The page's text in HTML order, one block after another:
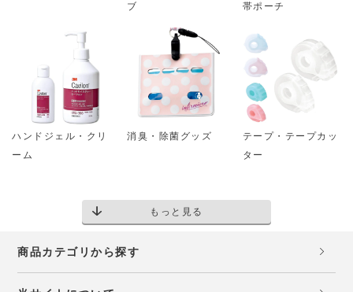
ブ
帯ポーチ
ハンドジェル・クリ
ーム
消臭・除菌グッズ
テープ・テープカッ
ター
もっと見る
商品カテゴリから探す